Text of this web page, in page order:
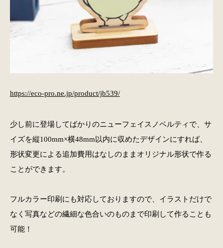
https://eco-pro.ne.jp/product/jb539/
少し前に登場してばかりのニューフェイスノベルティで、サ
イズを縦100mm×横48mm以内に収めたデザインにすれば、
形状変更による追加費用はなしのままオリジナル形状で作る
ことができます。
フルカラー印刷にも対応しておりますので、イラストだけで
なく写真などの繊細な色合いのものまで印刷して作ることも
可能！